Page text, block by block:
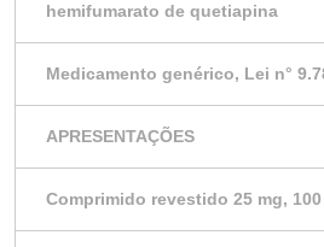
hemifumarato de quetiapina
Medicamento genérico, Lei n°
APRESENTAÇÕES
Comprimido revestido 25 mg,